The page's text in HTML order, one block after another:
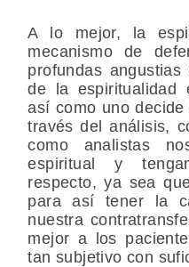
A lo mejor, la
mecanismo de
profundas
de la espiritualidad
así como uno
través del análisis,
como analistas
espiritual y
respecto, ya sea
para así tener la
nuestra
mejor a los
tan subjetivo con